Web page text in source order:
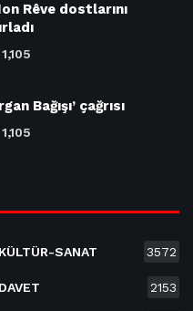
Rêve dostlarını
1,105
Bağışı’ çağrısı
1,105
KÜLTÜR-SANAT 3572
DAVET 2153